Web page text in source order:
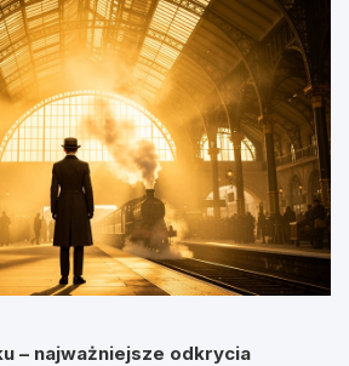
– najważniejsze odkrycia